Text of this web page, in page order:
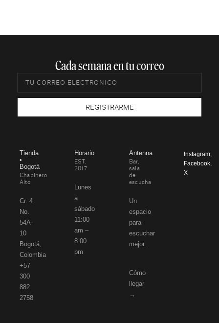
Cada semana en tu correo​
REGISTRARME
Tienda
•
Bogotá
Chapinero
Alto
Cr. 4
No.
54A-
10
Bogotá,
Colombia
+57
300
882
2758
Horario
EST.
2017
Lunes
a
sábado
11:00
am –
8:00
pm
Antenna
Bar,
sala
de
escucha
Un
espacio
para
escuchar
mejor.
Cómo
llegar
→
Instagram,
Facebook,
X